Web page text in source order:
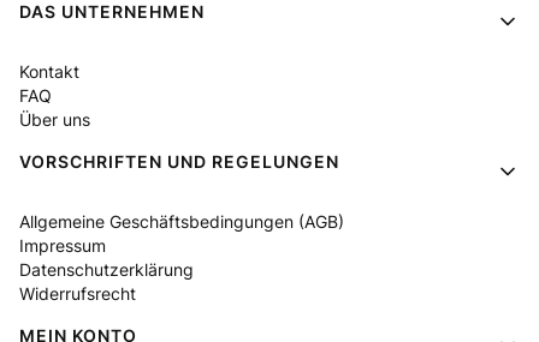
DAS UNTERNEHMEN
Kontakt
FAQ
Über uns
VORSCHRIFTEN UND REGELUNGEN
Allgemeine Geschäftsbedingungen (AGB)
Impressum
Datenschutzerklärung
Widerrufsrecht
MEIN KONTO